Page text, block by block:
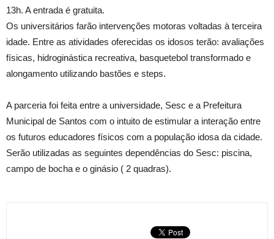
13h. A entrada é gratuita.
Os universitários farão intervenções motoras voltadas à terceira
idade. Entre as atividades oferecidas os idosos terão: avaliações
físicas, hidroginástica recreativa, basquetebol transformado e
alongamento utilizando bastões e steps.
A parceria foi feita entre a universidade, Sesc e a Prefeitura
Municipal de Santos com o intuito de estimular a interação entre
os futuros educadores físicos com a população idosa da cidade.
Serão utilizadas as seguintes dependências do Sesc: piscina,
campo de bocha e o ginásio ( 2 quadras).